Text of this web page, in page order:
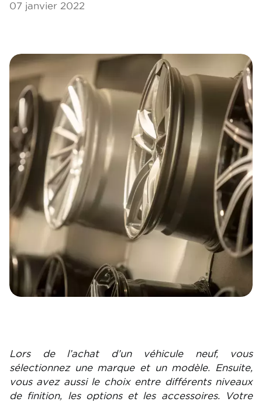
07 janvier 2022
Lors de l’achat d’un véhicule neuf, vous
sélectionnez une marque et un modèle. Ensuite,
vous avez aussi le choix entre différents niveaux
de finition, les options et les accessoires. Votre